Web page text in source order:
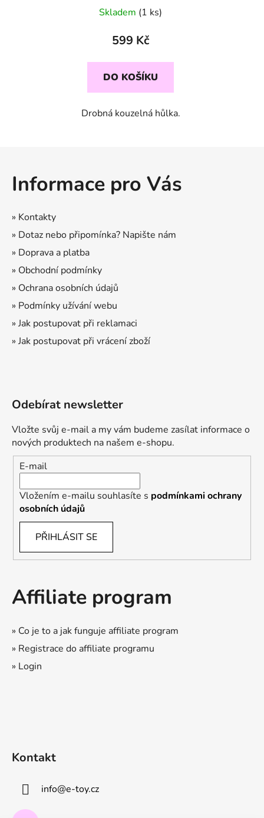
Skladem (1 ks)
599 Kč
DO KOŠÍKU
Drobná kouzelná hůlka.
Informace pro Vás
» Kontakty
» Dotaz nebo připomínka? Napište nám
» Doprava a platba
» Obchodní podmínky
» Ochrana osobních údajů
» Podmínky užívání webu
» Jak postupovat při reklamaci
» Jak postupovat při vrácení zboží
Odebírat newsletter
Vložte svůj e-mail a my vám budeme zasílat informace o
nových produktech na našem e-shopu.
E-mail
Vložením e-mailu souhlasíte s podmínkami ochrany
osobních údajů
PŘIHLÁSIT SE
Affiliate program
» Co je to a jak funguje affiliate program
» Registrace do affiliate programu
» Login
Kontakt
info@e-toy.cz